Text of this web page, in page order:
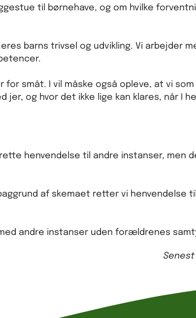
til børnehave, og om hvilke
barns trivsel og udvikling. Vi arbejder
småt. I vil måske også opleve, at vi som
jer, og hvor det ikke lige kan klares, når I
henvendelse til andre instanser, men
af skemaet retter vi henvendelse
andre instanser uden forældrenes